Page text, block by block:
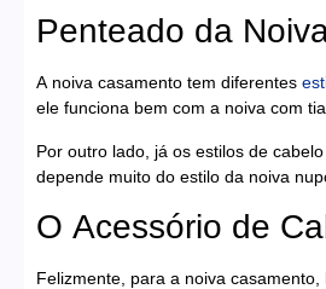
Penteado da
A noiva casamento tem diferentes
ele funciona bem com a noiva com
Por outro lado, já os estilos de
depende muito do estilo da noiva
O Acessório de
Felizmente, para a noiva